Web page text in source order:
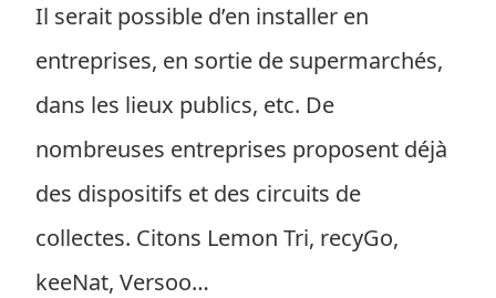
Il serait possible d’en installer en
entreprises, en sortie de supermarchés,
dans les lieux publics, etc. De
nombreuses entreprises proposent déjà
des dispositifs et des circuits de
collectes. Citons Lemon Tri, recyGo,
keeNat, Versoo…